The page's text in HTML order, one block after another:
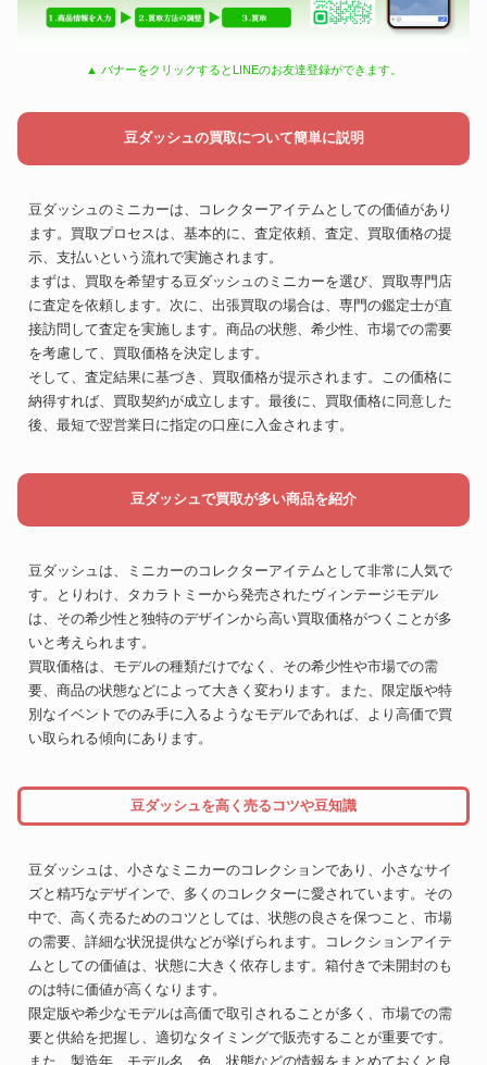
▲ バナーをクリックするとLINEのお友達登録ができます。
豆ダッシュの買取について簡単に説明
豆ダッシュのミニカーは、コレクターアイテムとしての価値があり
ます。買取プロセスは、基本的に、査定依頼、査定、買取価格の提
示、支払いという流れで実施されます。
まずは、買取を希望する豆ダッシュのミニカーを選び、買取専門店
に査定を依頼します。次に、出張買取の場合は、専門の鑑定士が直
接訪問して査定を実施します。商品の状態、希少性、市場での需要
を考慮して、買取価格を決定します。
そして、査定結果に基づき、買取価格が提示されます。この価格に
納得すれば、買取契約が成立します。最後に、買取価格に同意した
後、最短で翌営業日に指定の口座に入金されます。
豆ダッシュで買取が多い商品を紹介
豆ダッシュは、ミニカーのコレクターアイテムとして非常に人気で
す。とりわけ、タカラトミーから発売されたヴィンテージモデル
は、その希少性と独特のデザインから高い買取価格がつくことが多
いと考えられます。
買取価格は、モデルの種類だけでなく、その希少性や市場での需
要、商品の状態などによって大きく変わります。また、限定版や特
別なイベントでのみ手に入るようなモデルであれば、より高価で買
い取られる傾向にあります。
豆ダッシュを高く売るコツや豆知識
豆ダッシュは、小さなミニカーのコレクションであり、小さなサイ
ズと精巧なデザインで、多くのコレクターに愛されています。その
中で、高く売るためのコツとしては、状態の良さを保つこと、市場
の需要、詳細な状況提供などが挙げられます。コレクションアイテ
ムとしての価値は、状態に大きく依存します。箱付きで未開封のも
のは特に価値が高くなります。
限定版や希少なモデルは高価で取引されることが多く、市場での需
要と供給を把握し、適切なタイミングで販売することが重要です。
また、製造年、モデル名、色、状態などの情報をまとめておくと良